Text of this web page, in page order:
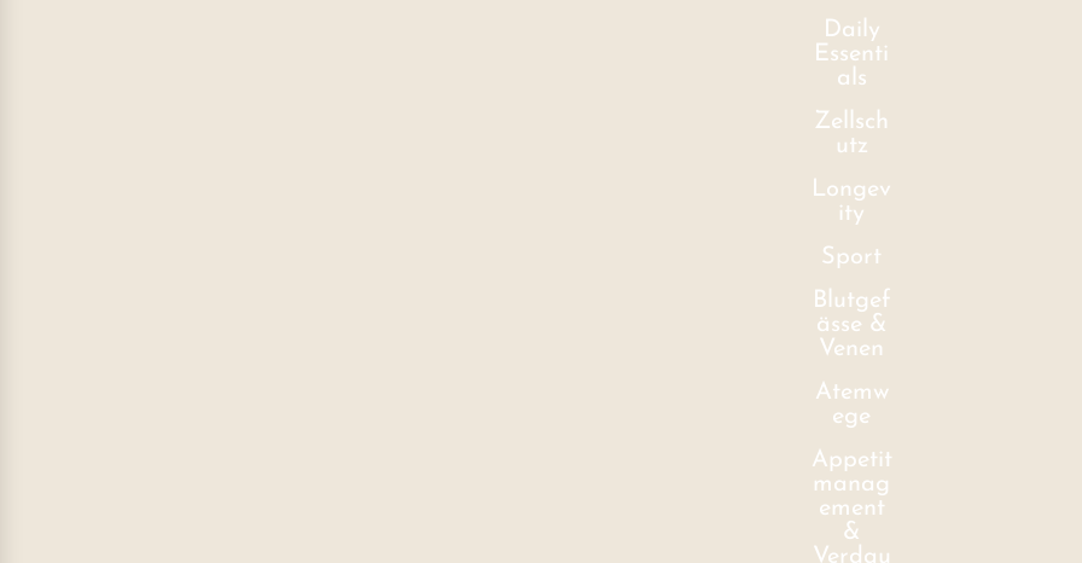
Daily
Essenti
als
Zellsch
utz
Longev
ity
Sport
Blutgef
ässe &
Venen
Atemw
ege
Appetit
manag
ement
&
Verdau